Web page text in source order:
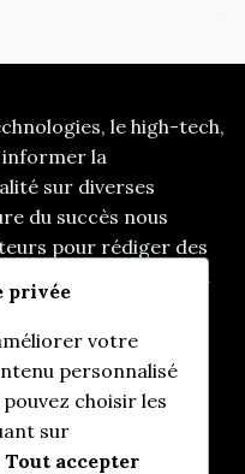
le high-tech,
informer la
sur diverses
du succès nous
pour rédiger des
telles que les start
d’actualités
privée
votre
personnalisé
choisir les
sur
Tout accepter